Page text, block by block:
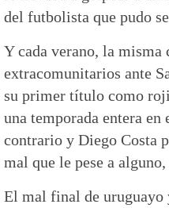
del futbolista que pudo
Y cada verano, la misma
extracomunitarios ante
su primer título como
una temporada entera
contrario y Diego Costa
mal que le pese a
El mal final de uruguayo